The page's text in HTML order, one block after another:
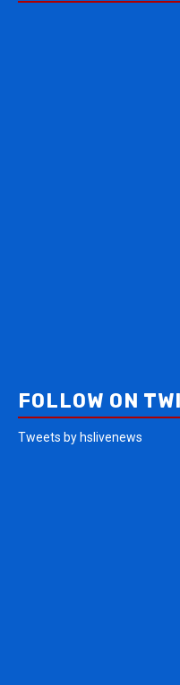
FOLLOW ON
Tweets by hslivenews